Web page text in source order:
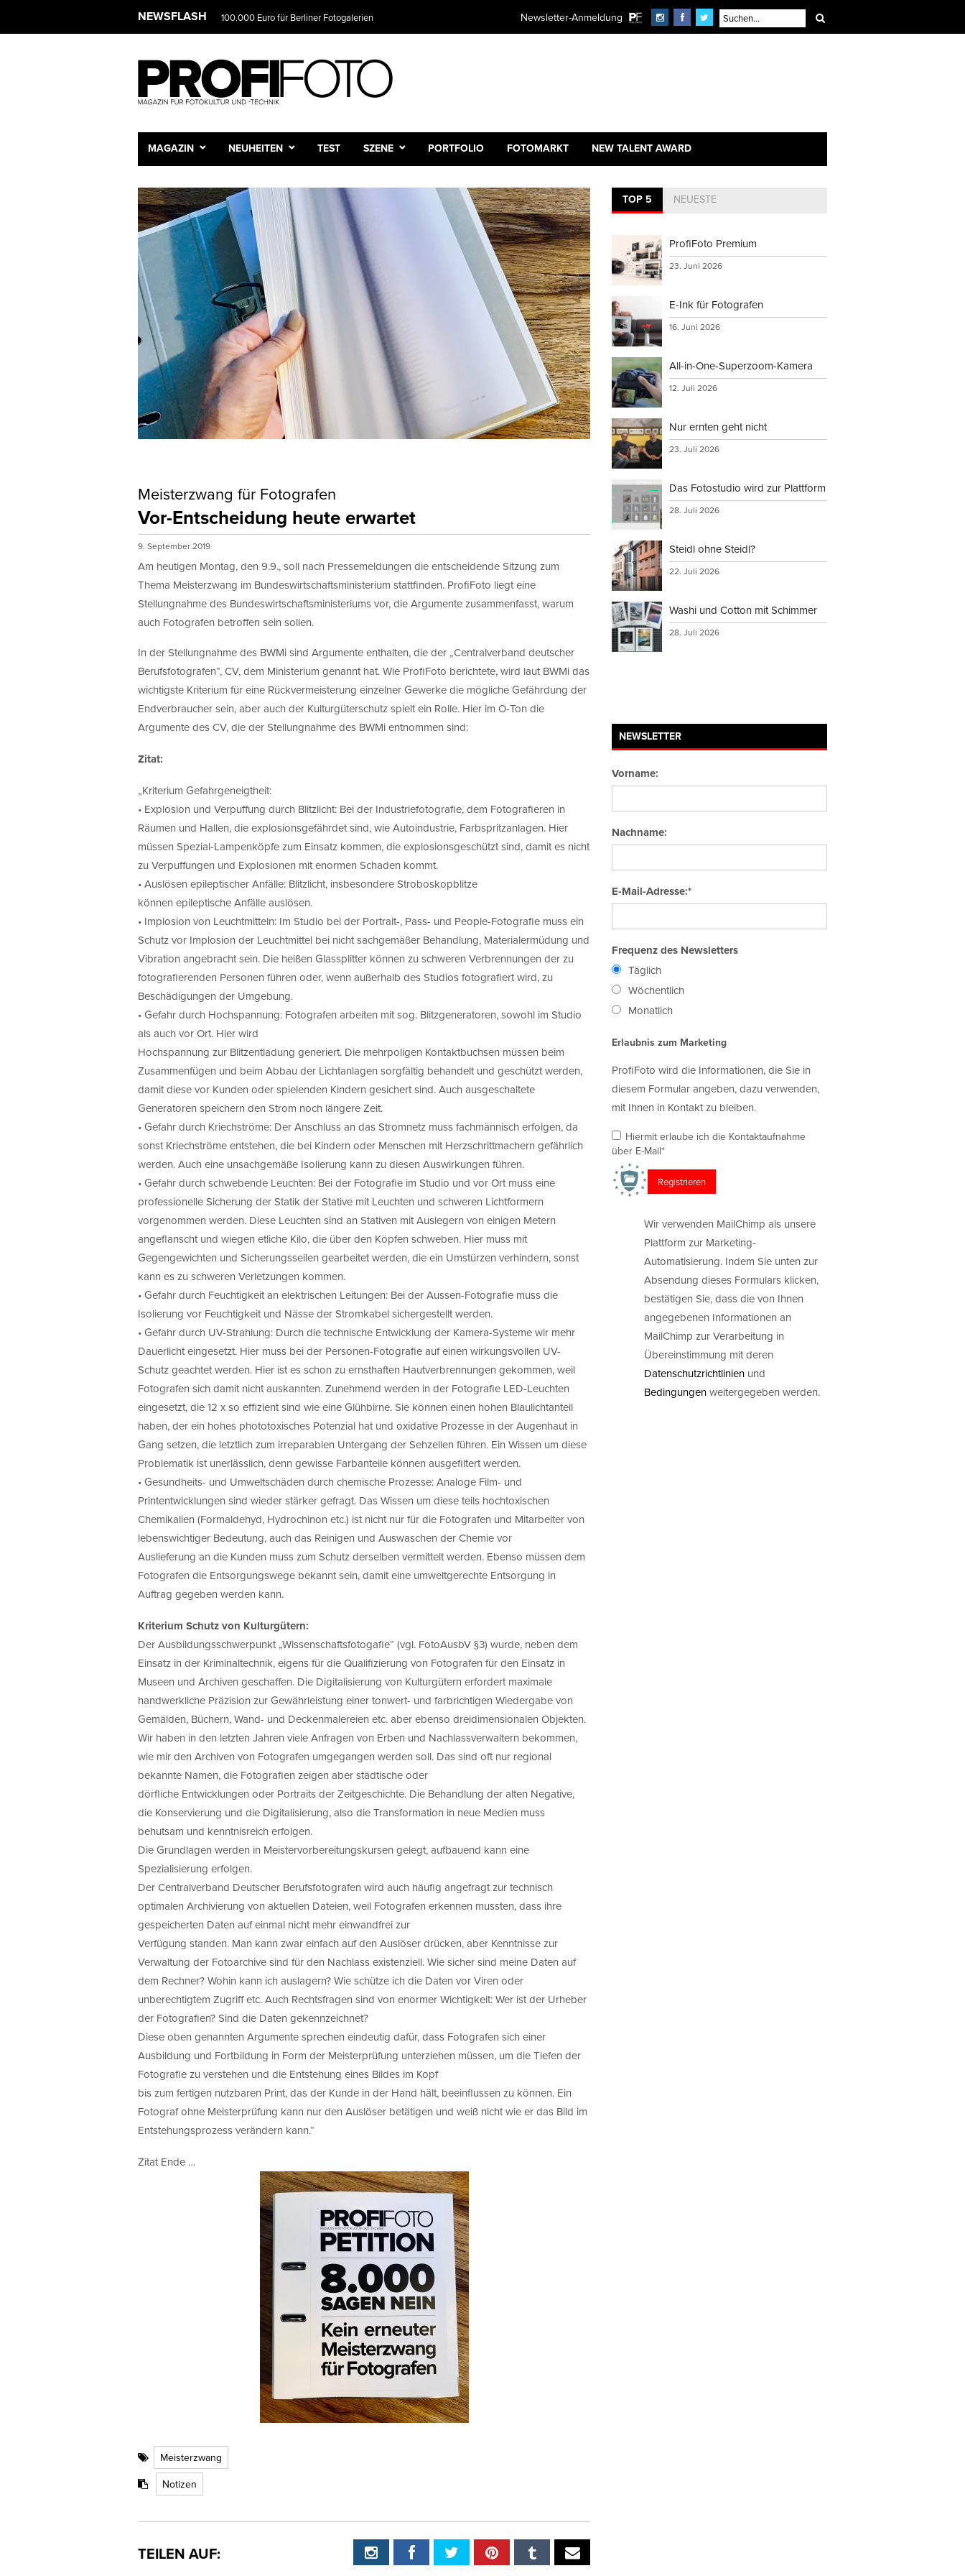
NEWSFLASH 100.000 Euro für Berliner Fotogalerien Newsletter-Anmeldung
MAGAZIN NEUHEITEN TEST SZENE PORTFOLIO FOTOMARKT NEW TALENT AWARD
Meisterzwang für Fotografen
Vor-Entscheidung heute erwartet
9. September 2019
Am heutigen Montag, den 9.9., soll nach Pressemeldungen die entscheidende Sitzung zum
Thema Meisterzwang im Bundeswirtschaftsministerium stattfinden. ProfiFoto liegt eine
Stellungnahme des Bundeswirtschaftsministeriums vor, die Argumente zusammenfasst, warum
auch Fotografen betroffen sein sollen.
In der Stellungnahme des BWMi sind Argumente enthalten, die der „Centralverband deutscher
Berufsfotografen“, CV, dem Ministerium genannt hat. Wie ProfiFoto berichtete, wird laut BWMi das
wichtigste Kriterium für eine Rückvermeisterung einzelner Gewerke die mögliche Gefährdung der
Endverbraucher sein, aber auch der Kulturgüterschutz spielt ein Rolle. Hier im O-Ton die
Argumente des CV, die der Stellungnahme des BWMi entnommen sind:
Zitat:
„Kriterium Gefahrgeneigtheit:
• Explosion und Verpuffung durch Blitzlicht: Bei der Industriefotografie, dem Fotografieren in
Räumen und Hallen, die explosionsgefährdet sind, wie Autoindustrie, Farbspritzanlagen. Hier
müssen Spezial-Lampenköpfe zum Einsatz kommen, die explosionsgeschützt sind, damit es nicht
zu Verpuffungen und Explosionen mit enormen Schaden kommt.
• Auslösen epileptischer Anfälle: Blitzlicht, insbesondere Stroboskopblitze
können epileptische Anfälle auslösen.
• Implosion von Leuchtmitteln: Im Studio bei der Portrait-, Pass- und People-Fotografie muss ein
Schutz vor Implosion der Leuchtmittel bei nicht sachgemäßer Behandlung, Materialermüdung und
Vibration angebracht sein. Die heißen Glassplitter können zu schweren Verbrennungen der zu
fotografierenden Personen führen oder, wenn außerhalb des Studios fotografiert wird, zu
Beschädigungen der Umgebung.
• Gefahr durch Hochspannung: Fotografen arbeiten mit sog. Blitzgeneratoren, sowohl im Studio
als auch vor Ort. Hier wird
Hochspannung zur Blitzentladung generiert. Die mehrpoligen Kontaktbuchsen müssen beim
Zusammenfügen und beim Abbau der Lichtanlagen sorgfältig behandelt und geschützt werden,
damit diese vor Kunden oder spielenden Kindern gesichert sind. Auch ausgeschaltete
Generatoren speichern den Strom noch längere Zeit.
• Gefahr durch Kriechströme: Der Anschluss an das Stromnetz muss fachmännisch erfolgen, da
sonst Kriechströme entstehen, die bei Kindern oder Menschen mit Herzschrittmachern gefährlich
werden. Auch eine unsachgemäße Isolierung kann zu diesen Auswirkungen führen.
• Gefahr durch schwebende Leuchten: Bei der Fotografie im Studio und vor Ort muss eine
professionelle Sicherung der Statik der Stative mit Leuchten und schweren Lichtformern
vorgenommen werden. Diese Leuchten sind an Stativen mit Auslegern von einigen Metern
angeflanscht und wiegen etliche Kilo, die über den Köpfen schweben. Hier muss mit
Gegengewichten und Sicherungsseilen gearbeitet werden, die ein Umstürzen verhindern, sonst
kann es zu schweren Verletzungen kommen.
• Gefahr durch Feuchtigkeit an elektrischen Leitungen: Bei der Aussen-Fotografie muss die
Isolierung vor Feuchtigkeit und Nässe der Stromkabel sichergestellt werden.
• Gefahr durch UV-Strahlung: Durch die technische Entwicklung der Kamera-Systeme wir mehr
Dauerlicht eingesetzt. Hier muss bei der Personen-Fotografie auf einen wirkungsvollen UV-
Schutz geachtet werden. Hier ist es schon zu ernsthaften Hautverbrennungen gekommen, weil
Fotografen sich damit nicht auskannten. Zunehmend werden in der Fotografie LED-Leuchten
eingesetzt, die 12 x so effizient sind wie eine Glühbirne. Sie können einen hohen Blaulichtanteil
haben, der ein hohes phototoxisches Potenzial hat und oxidative Prozesse in der Augenhaut in
Gang setzen, die letztlich zum irreparablen Untergang der Sehzellen führen. Ein Wissen um diese
Problematik ist unerlässlich, denn gewisse Farbanteile können ausgefiltert werden.
• Gesundheits- und Umweltschäden durch chemische Prozesse: Analoge Film- und
Printentwicklungen sind wieder stärker gefragt. Das Wissen um diese teils hochtoxischen
Chemikalien (Formaldehyd, Hydrochinon etc.) ist nicht nur für die Fotografen und Mitarbeiter von
lebenswichtiger Bedeutung, auch das Reinigen und Auswaschen der Chemie vor
Auslieferung an die Kunden muss zum Schutz derselben vermittelt werden. Ebenso müssen dem
Fotografen die Entsorgungswege bekannt sein, damit eine umweltgerechte Entsorgung in
Auftrag gegeben werden kann.
Kriterium Schutz von Kulturgütern:
Der Ausbildungsschwerpunkt „Wissenschaftsfotogafie“ (vgl. FotoAusbV §3) wurde, neben dem
Einsatz in der Kriminaltechnik, eigens für die Qualifizierung von Fotografen für den Einsatz in
Museen und Archiven geschaffen. Die Digitalisierung von Kulturgütern erfordert maximale
handwerkliche Präzision zur Gewährleistung einer tonwert- und farbrichtigen Wiedergabe von
Gemälden, Büchern, Wand- und Deckenmalereien etc. aber ebenso dreidimensionalen Objekten.
Wir haben in den letzten Jahren viele Anfragen von Erben und Nachlassverwaltern bekommen,
wie mir den Archiven von Fotografen umgegangen werden soll. Das sind oft nur regional
bekannte Namen, die Fotografien zeigen aber städtische oder
dörfliche Entwicklungen oder Portraits der Zeitgeschichte. Die Behandlung der alten Negative,
die Konservierung und die Digitalisierung, also die Transformation in neue Medien muss
behutsam und kenntnisreich erfolgen.
Die Grundlagen werden in Meistervorbereitungskursen gelegt, aufbauend kann eine
Spezialisierung erfolgen.
Der Centralverband Deutscher Berufsfotografen wird auch häufig angefragt zur technisch
optimalen Archivierung von aktuellen Dateien, weil Fotografen erkennen mussten, dass ihre
gespeicherten Daten auf einmal nicht mehr einwandfrei zur
Verfügung standen. Man kann zwar einfach auf den Auslöser drücken, aber Kenntnisse zur
Verwaltung der Fotoarchive sind für den Nachlass existenziell. Wie sicher sind meine Daten auf
dem Rechner? Wohin kann ich auslagern? Wie schütze ich die Daten vor Viren oder
unberechtigtem Zugriff etc. Auch Rechtsfragen sind von enormer Wichtigkeit: Wer ist der Urheber
der Fotografien? Sind die Daten gekennzeichnet?
Diese oben genannten Argumente sprechen eindeutig dafür, dass Fotografen sich einer
Ausbildung und Fortbildung in Form der Meisterprüfung unterziehen müssen, um die Tiefen der
Fotografie zu verstehen und die Entstehung eines Bildes im Kopf
bis zum fertigen nutzbaren Print, das der Kunde in der Hand hält, beeinflussen zu können. Ein
Fotograf ohne Meisterprüfung kann nur den Auslöser betätigen und weiß nicht wie er das Bild im
Entstehungsprozess verändern kann.“
Zitat Ende …
Meisterzwang
Notizen
TEILEN AUF:
TOP 5 NEUESTE
ProfiFoto Premium
23. Juni 2026
E-Ink für Fotografen
16. Juni 2026
All-in-One-Superzoom-Kamera
12. Juli 2026
Nur ernten geht nicht
23. Juli 2026
Das Fotostudio wird zur Plattform
28. Juli 2026
Steidl ohne Steidl?
22. Juli 2026
Washi und Cotton mit Schimmer
28. Juli 2026
NEWSLETTER
Vorname:
Nachname:
E-Mail-Adresse:*
Frequenz des Newsletters
Täglich
Wöchentlich
Monatlich
Erlaubnis zum Marketing
ProfiFoto wird die Informationen, die Sie in
diesem Formular angeben, dazu verwenden,
mit Ihnen in Kontakt zu bleiben.
Hiermit erlaube ich die Kontaktaufnahme
über E-Mail*
Wir verwenden MailChimp als unsere
Plattform zur Marketing-
Automatisierung. Indem Sie unten zur
Absendung dieses Formulars klicken,
bestätigen Sie, dass die von Ihnen
angegebenen Informationen an
MailChimp zur Verarbeitung in
Übereinstimmung mit deren
Datenschutzrichtlinien und
Bedingungenweitergegeben werden.